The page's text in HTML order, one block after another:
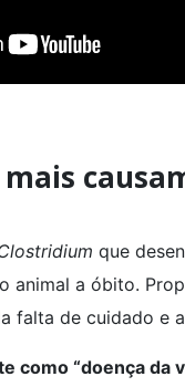
mais
que
animal a óbito.
falta de cuidado e
como “doença da